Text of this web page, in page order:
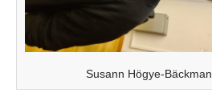
Susann Högye-Bäckman